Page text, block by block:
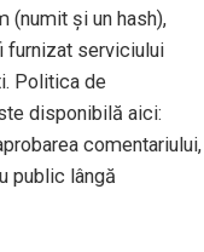
(numit și un hash),
furnizat serviciului
Politica de
disponibilă aici:
comentariului,
public lângă